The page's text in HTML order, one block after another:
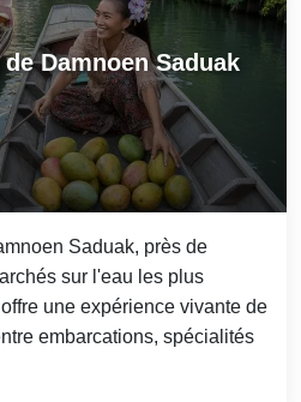
Damnoen Saduak
Saduak, près de
sur l'eau les plus
une expérience vivante de
embarcations, spécialités